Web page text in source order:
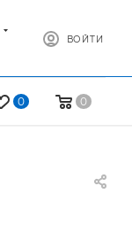
ВОЙТИ
0 0